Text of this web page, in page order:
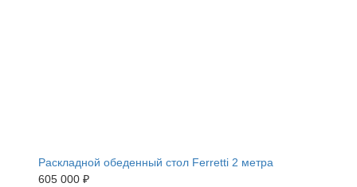
Раскладной обеденный стол Ferretti 2 метра
605 000 ₽